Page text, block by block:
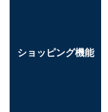
ショッピング機能